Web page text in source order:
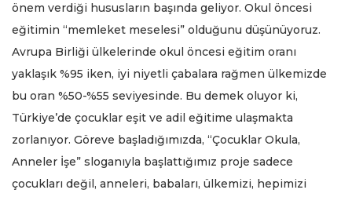
önem verdiği hususların başında geliyor. Okul öncesi
eğitimin “memleket meselesi” olduğunu düşünüyoruz.
Avrupa Birliği ülkelerinde okul öncesi eğitim oranı
yaklaşık %95 iken, iyi niyetli çabalara rağmen ülkemizde
bu oran %50-%55 seviyesinde. Bu demek oluyor ki,
Türkiye’de çocuklar eşit ve adil eğitime ulaşmakta
zorlanıyor. Göreve başladığımızda, “Çocuklar Okula,
Anneler İşe” sloganıyla başlattığımız proje sadece
çocukları değil, anneleri, babaları, ülkemizi, hepimizi